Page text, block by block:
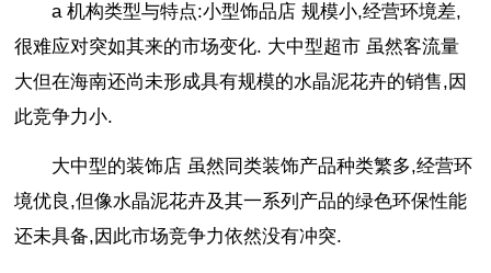
a 机构类型与特点:小型饰品店 规模小,经营环境差,
很难应对突如其来的市场变化. 大中型超市 虽然客流量
大但在海南还尚未形成具有规模的水晶泥花卉的销售,因
此竞争力小.
大中型的装饰店 虽然同类装饰产品种类繁多,经营环
境优良,但像水晶泥花卉及其一系列产品的绿色环保性能
还未具备,因此市场竞争力依然没有冲突.